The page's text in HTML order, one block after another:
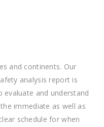
and continents. Our
analysis report is
and understand
immediate as well as
schedule for when